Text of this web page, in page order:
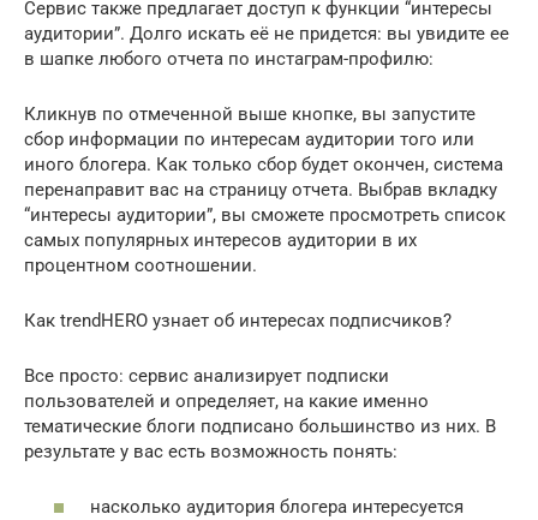
Сервис также предлагает доступ к функции “интересы
аудитории”. Долго искать её не придется: вы увидите ее
в шапке любого отчета по инстаграм-профилю:
Кликнув по отмеченной выше кнопке, вы запустите
сбор информации по интересам аудитории того или
иного блогера. Как только сбор будет окончен, система
перенаправит вас на страницу отчета. Выбрав вкладку
“интересы аудитории”, вы сможете просмотреть список
самых популярных интересов аудитории в их
процентном соотношении.
Как trendHERO узнает об интересах подписчиков?
Все просто: сервис анализирует подписки
пользователей и определяет, на какие именно
тематические блоги подписано большинство из них. В
результате у вас есть возможность понять:
насколько аудитория блогера интересуется